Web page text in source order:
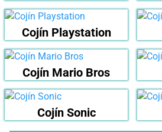
Cojín Playstation
Cojín Mario Bros
Cojín Sonic